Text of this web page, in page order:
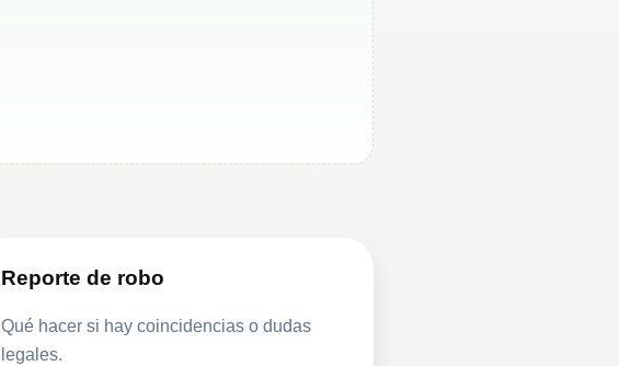
Reporte de robo
Qué hacer si hay coincidencias o dudas
legales.